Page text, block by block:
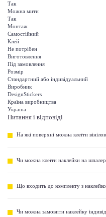
Так
Можна мити
Так
Монтаж
Самостійний
Клей
Не потрібен
Виготовлення
Під замовлення
Розмір
Стандартний або індивідуальний
Виробник
DesignStickers
Країна виробництва
Україна
Питання і відповіді
На які поверхні можна клеїти
Чи можна клеїти наклейки на
Що входить до комплекту з
Чи можна замовити наклейку